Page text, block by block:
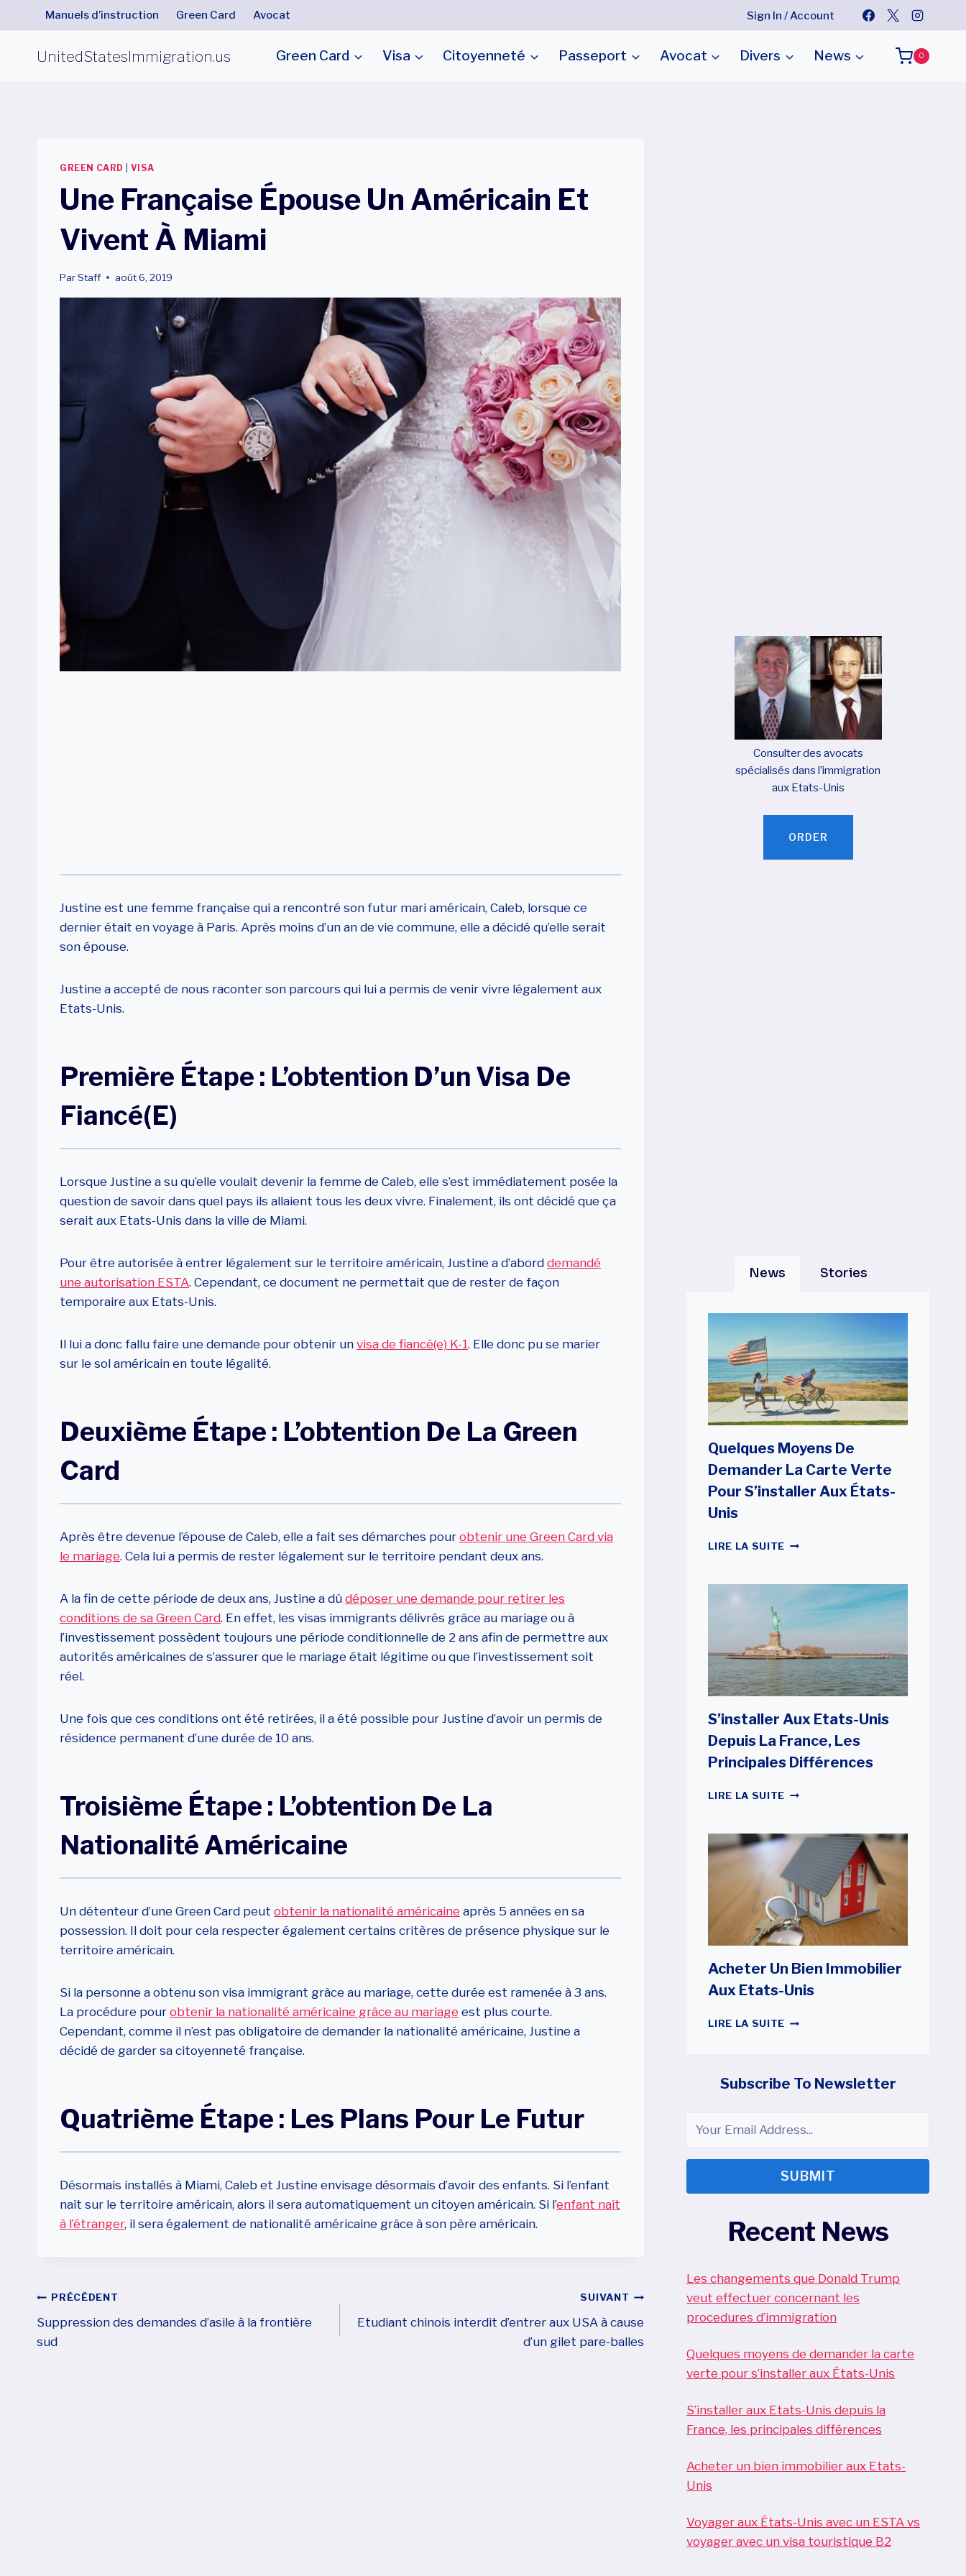
au
contenu
Manuels d’instruction Green Card Avocat Sign In / Account
UnitedStatesImmigration.us Green Card Visa Citoyenneté Passeport Avocat Divers News 0
GREEN CARD VISA
Une Française Épouse Un Américain Et
Vivent À Miami
ParStaff août 6, 2019
Justine est une femme française qui a rencontré son futur mari américain, Caleb, lorsque ce
dernier était en voyage à Paris. Après moins d’un an de vie commune, elle a décidé qu’elle serait
son épouse.
Justine a accepté de nous raconter son parcours qui lui a permis de venir vivre légalement aux
Etats-Unis.
Première Étape : L’obtention D’un Visa De
Fiancé(e)
Lorsque Justine a su qu’elle voulait devenir la femme de Caleb, elle s’est immédiatement posée la
question de savoir dans quel pays ils allaient tous les deux vivre. Finalement, ils ont décidé que ça
serait aux Etats-Unis dans la ville de Miami.
Pour être autorisée à entrer légalement sur le territoire américain, Justine a d’abord demandé
une autorisation ESTA. Cependant, ce document ne permettait que de rester de façon
temporaire aux Etats-Unis.
Il lui a donc fallu faire une demande pour obtenir un visa de fiancé(e) K-1. Elle donc pu se marier
sur le sol américain en toute légalité.
Deuxième Étape : L’obtention De La Green
Card
Après être devenue l’épouse de Caleb, elle a fait ses démarches pour obtenir une Green Card via
le mariage. Cela lui a permis de rester légalement sur le territoire pendant deux ans.
A la fin de cette période de deux ans, Justine a dû déposer une demande pour retirer les
conditions de sa Green Card. En effet, les visas immigrants délivrés grâce au mariage ou à
l’investissement possèdent toujours une période conditionnelle de 2 ans afin de permettre aux
autorités américaines de s’assurer que le mariage était légitime ou que l’investissement soit
réel.
Une fois que ces conditions ont été retirées, il a été possible pour Justine d’avoir un permis de
résidence permanent d’une durée de 10 ans.
Troisième Étape : L’obtention De La
Nationalité Américaine
Un détenteur d’une Green Card peut obtenir la nationalité américaine après 5 années en sa
possession. Il doit pour cela respecter également certains critères de présence physique sur le
territoire américain.
Si la personne a obtenu son visa immigrant grâce au mariage, cette durée est ramenée à 3 ans.
La procédure pour obtenir la nationalité américaine grâce au mariage est plus courte.
Cependant, comme il n’est pas obligatoire de demander la nationalité américaine, Justine a
décidé de garder sa citoyenneté française.
Quatrième Étape : Les Plans Pour Le Futur
Désormais installés à Miami, Caleb et Justine envisage désormais d’avoir des enfants. Si l’enfant
naît sur le territoire américain, alors il sera automatiquement un citoyen américain. Si l’enfant naît
à l’étranger, il sera également de nationalité américaine grâce à son père américain.
Navigation
De
PRÉCÉDENT
Suppression des demandes d’asile à la frontière
sud
SUIVANT
Etudiant chinois interdit d’entrer aux USA à cause
d’un gilet pare-balles
Consulter des avocats
spécialisés dans l’immigration
aux Etats-Unis
ORDER
News Stories
Quelques Moyens De
Demander La Carte Verte
Pour S’installer Aux États-
Unis
LIRE LA SUITEQUELQUES
DEMANDER
LA
CARTE
POUR
S’INSTALLER
AUX
ÉTATS-
S’installer Aux Etats-Unis
Depuis La France, Les
Principales Différences
LIRE LA SUITES’INSTALLER
UNIS
DEPUIS
LA
FRANCE,
LES
PRINCIPALES
DIFFÉRENCES
Acheter Un Bien Immobilier
Aux Etats-Unis
LIRE LA SUITEACHETER
AUX
Subscribe To Newsletter
SUBMIT
Recent News
Les changements que Donald Trump
veut effectuer concernant les
procedures d’immigration
Quelques moyens de demander la carte
verte pour s’installer aux États-Unis
S’installer aux Etats-Unis depuis la
France, les principales différences
Acheter un bien immobilier aux Etats-
Unis
Voyager aux États-Unis avec un ESTA vs
voyager avec un visa touristique B2